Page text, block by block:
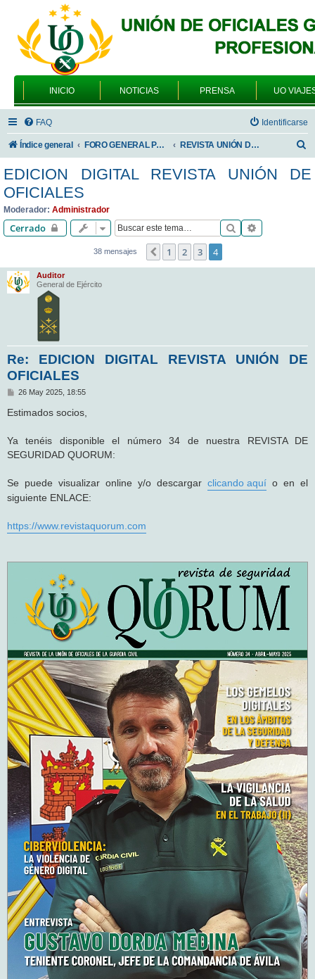
INICIO NOTICIAS PRENSA UO
FAQ Identificarse
Índice general FORO GENERAL PARA TODOS LOS USUARIOS REVISTA UNIÓN DE OFICIALES
s
EDICION DIGITAL REVISTA UNIÓN DE
OFICIALES
Moderador: Administrador
Cerrado Buscar
38 mensajes Anterior
1 2 3 4
Auditor
General de Ejército
Re: EDICION DIGITAL REVISTA UNIÓN DE
OFICIALES
M
n
s
e
26 May 2025, 18:55
Estimados socios,
Ya tenéis disponible el número 34 de nuestra REVISTA DE
SEGURIDAD QUORUM:
Se puede visualizar online y/o descargar clicando aquí o en el
siguiente ENLACE:
https://www.revistaquorum.com